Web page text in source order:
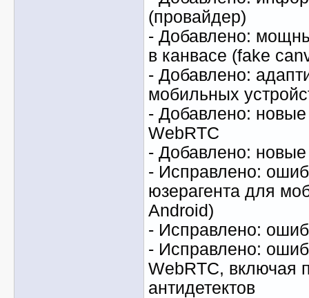
(провайдер)
- Добавлено:
в канвасе (fake
- Добавлено:
мобильных
- Добавлено:
WebRTC
- Добавлено:
- Исправлено:
юзерагента для
Android)
- Исправлено:
- Исправлено:
WebRTC, включая
антидетектов